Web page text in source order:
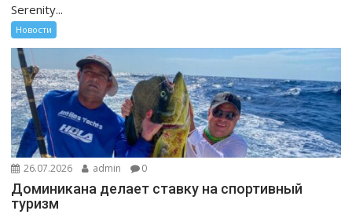
Serenity...
Новости
26.07.2026 admin 0
Доминикана делает ставку на спортивный
туризм